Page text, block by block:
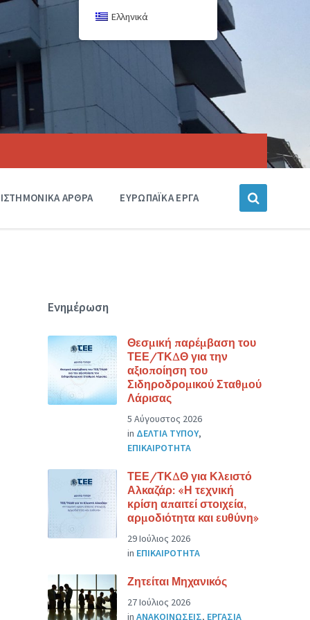
ΑΡΘΡΑ ΕΥΡΩΠΑΪΚΑ ΕΡΓΑ
Ενημέρωση
Θεσμική παρέμβαση του
ΤΕΕ/ΤΚΔΘ για την
αξιοποίηση του
Σιδηροδρομικού Σταθμού
Λάρισας
5 Αύγουστος 2026
in ΔΕΛΤΙΑ ΤΥΠΟΥ,
ΕΠΙΚΑΙΡΟΤΗΤΑ
ΤΕΕ/ΤΚΔΘ για Κλειστό
Αλκαζάρ: «Η τεχνική
κρίση απαιτεί στοιχεία,
αρμοδιότητα και ευθύνη»
29 Ιούλιος 2026
in ΕΠΙΚΑΙΡΟΤΗΤΑ
Ζητείται Μηχανικός
27 Ιούλιος 2026
inΑΝΑΚΟΙΝΩΣΕΙΣ, ΕΡΓΑΣΙΑ
Ελληνικά